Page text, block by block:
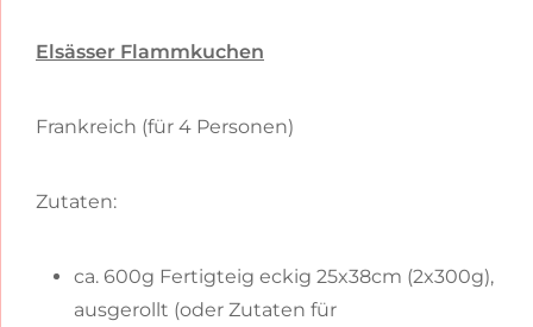
Elsässer Flammkuchen
Frankreich (für 4 Personen)
Zutaten:
ca. 600g Fertigteig eckig 25x38cm (2x300g),
ausgerollt (oder Zutaten für